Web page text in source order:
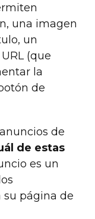
una imagen
un
(que
la
de
de
de estas
es un
página de